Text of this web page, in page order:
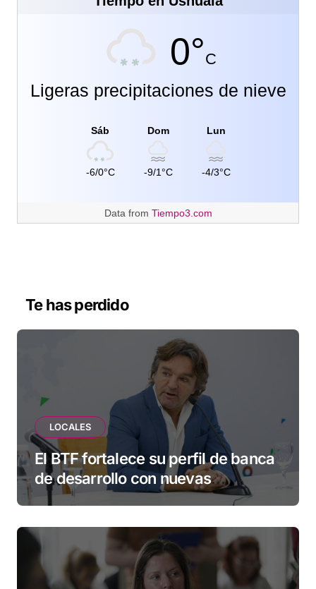
0°C
Ligeras precipitaciones de nieve
Sáb
-6/0°C
Dom
-9/1°C
Lun
-4/3°C
Data from Tiempo3.com
Te has perdido
LOCALES
El BTF fortalece su perfil de banca
de desarrollo con nuevas
herramientas para familias y